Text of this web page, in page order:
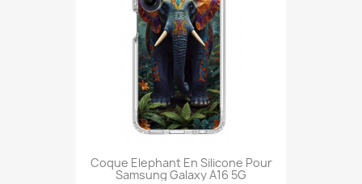
Coque Elephant En Silicone Pour
Samsung Galaxy A16 5G